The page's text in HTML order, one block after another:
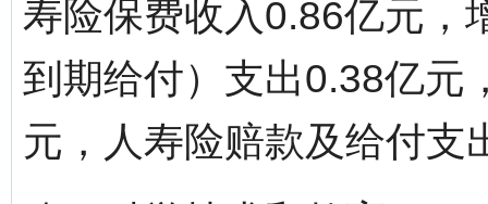
寿险保费收入0.86亿元，
到期给付）支出0.38亿元
元，人寿险赔款及给付支